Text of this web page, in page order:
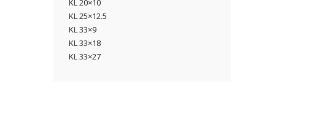
KL 20×10
KL 25×12.5
KL 33×9
KL 33×18
KL 33×27